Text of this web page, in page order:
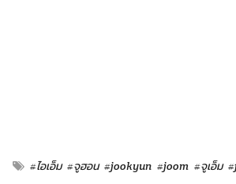
#ไอเอ็ม #จูฮอน #jookyun #joom #จูเอ็ม